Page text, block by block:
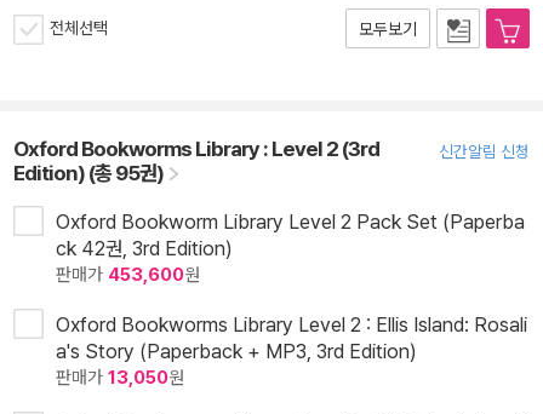
전체선택 모두보기
Oxford Bookworms Library : Level 2 (3rd
Edition) (총 95권)
신간알림 신청
Oxford Bookworm Library Level 2 Pack Set (Paperba
ck 42권, 3rd Edition)
판매가 453,600원
Oxford Bookworms Library Level 2 : Ellis Island: Rosali
a's Story (Paperback + MP3, 3rd Edition)
판매가 13,050원